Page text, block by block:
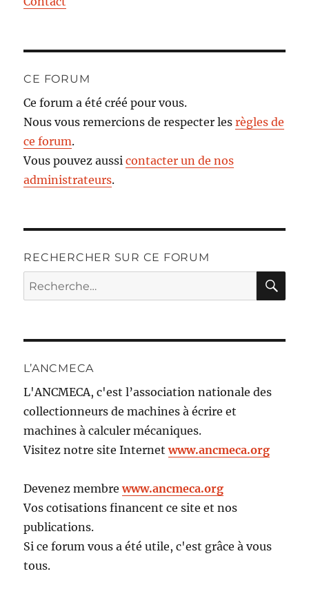
CE FORUM
Ce forum a été créé pour vous.
Nous vous remercions de respecter lesrègles de
ce forum.
Vous pouvez aussicontacter un de nos
administrateurs.
RECHERCHER SUR CE FORUM
Recherche
pour :
L’ANCMECA
L'ANCMECA, c'est l’association nationale des
collectionneurs de machines à écrire et
machines à calculer mécaniques.
Visitez notre site Internetwww.ancmeca.org
Devenez membrewww.ancmeca.org
Vos cotisations financent ce site et nos
publications.
Si ce forum vous a été utile, c'est grâce à vous
tous.